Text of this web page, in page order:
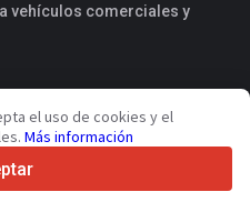
vehículos comerciales y
el uso de cookies y el
Más información